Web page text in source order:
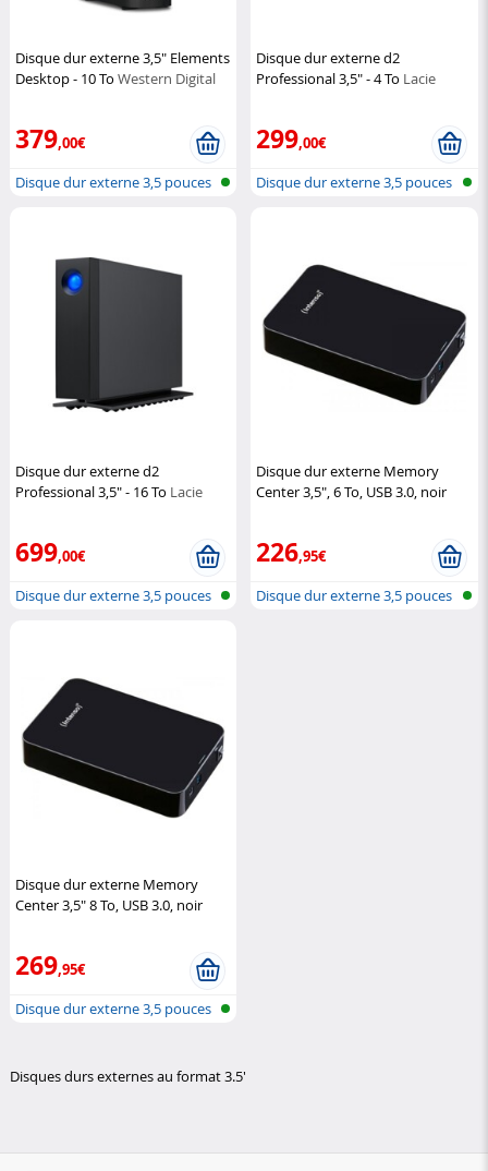
Disque dur externe 3,5" Elements
Desktop - 10 To Western Digital
379,00€
Disque dur externe 3,5 pouces
Disque dur externe d2
Professional 3,5" - 4 To Lacie
299,00€
Disque dur externe 3,5 pouces
Disque dur externe d2
Professional 3,5" - 16 To Lacie
699,00€
Disque dur externe 3,5 pouces
Disque dur externe Memory
Center 3,5", 6 To, USB 3.0, noir
226,95€
Disque dur externe 3,5 pouces
Disque dur externe Memory
Center 3,5" 8 To, USB 3.0, noir
269,95€
Disque dur externe 3,5 pouces
Disques durs externes au format 3.5'